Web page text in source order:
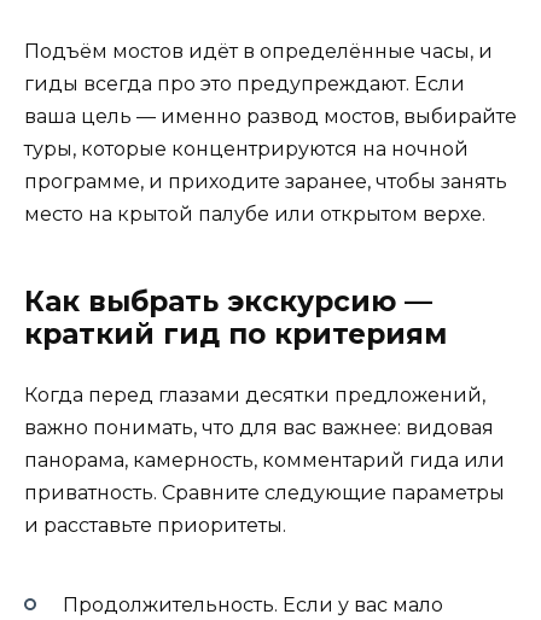
Подъём мостов идёт в определённые часы, и
гиды всегда про это предупреждают. Если
ваша цель — именно развод мостов, выбирайте
туры, которые концентрируются на ночной
программе, и приходите заранее, чтобы занять
место на крытой палубе или открытом верхе.
Как выбрать экскурсию —
краткий гид по критериям
Когда перед глазами десятки предложений,
важно понимать, что для вас важнее: видовая
панорама, камерность, комментарий гида или
приватность. Сравните следующие параметры
и расставьте приоритеты.
Продолжительность. Если у вас мало